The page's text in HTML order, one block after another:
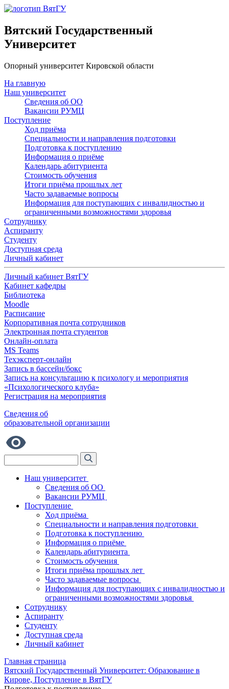
Вятский Государственный
Университет
Опорный университет Кировской области
На главную
Наш университет
Сведения об ОО
Вакансии РУМЦ
Поступление
Ход приёма
Специальности и направления подготовки
Подготовка к поступлению
Информация о приёме
Календарь абитуриента
Стоимость обучения
Итоги приёма прошлых лет
Часто задаваемые вопросы
Информация для поступающих с инвалидностью и
ограниченными возможностями здоровья
Сотруднику
Аспиранту
Студенту
Доступная среда
Личный кабинет
Личный кабинет ВятГУ
Кабинет кафедры
Библиотека
Moodle
Расписание
Корпоративная почта сотрудников
Электронная почта студентов
Онлайн-оплата
MS Teams
Техэксперт-онлайн
Запись в бассейн/бокс
Запись на консультацию к психологу и мероприятия
«Психологического клуба»
Регистрация на мероприятия
Сведения об
образовательной организации
Наш университет
Сведения об ОО
Вакансии РУМЦ
Поступление
Ход приёма
Специальности и направления подготовки
Подготовка к поступлению
Информация о приёме
Календарь абитуриента
Стоимость обучения
Итоги приёма прошлых лет
Часто задаваемые вопросы
Информация для поступающих с инвалидностью и
ограниченными возможностями здоровья
Сотруднику
Аспиранту
Студенту
Доступная среда
Личный кабинет
Главная страница
Вятский Государственный Университет: Образование в
Кирове, Поступление в ВятГУ